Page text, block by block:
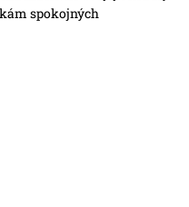
spokojných